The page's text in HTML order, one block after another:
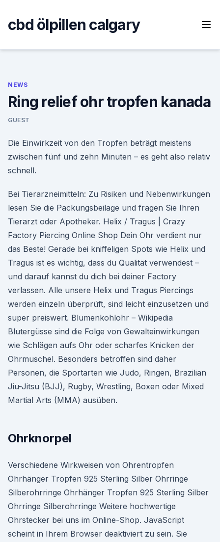
content
cbd ölpillen calgary
NEWS
Ring relief ohr tropfen kanada
GUEST
Die Einwirkzeit von den Tropfen beträgt meistens
zwischen fünf und zehn Minuten – es geht also relativ
schnell.
Bei Tierarzneimitteln: Zu Risiken und Nebenwirkungen
lesen Sie die Packungsbeilage und fragen Sie Ihren
Tierarzt oder Apotheker. Helix / Tragus | Crazy
Factory Piercing Online Shop Dein Ohr verdient nur
das Beste! Gerade bei kniffeligen Spots wie Helix und
Tragus ist es wichtig, dass du Qualität verwendest –
und darauf kannst du dich bei deiner Factory
verlassen. Alle unsere Helix und Tragus Piercings
werden einzeln überprüft, sind leicht einzusetzen und
super preiswert. Blumenkohlohr – Wikipedia
Blutergüsse sind die Folge von Gewalteinwirkungen
wie Schlägen aufs Ohr oder scharfes Knicken der
Ohrmuschel. Besonders betroffen sind daher
Personen, die Sportarten wie Judo, Ringen, Brazilian
Jiu-Jitsu (BJJ), Rugby, Wrestling, Boxen oder Mixed
Martial Arts (MMA) ausüben.
Ohrknorpel
Verschiedene Wirkweisen von Ohrentropfen
Ohrhänger Tropfen 925 Sterling Silber Ohrringe
Silberohrringe Ohrhänger Tropfen 925 Sterling Silber
Ohrringe Silberohrringe Weitere hochwertige
Ohrstecker bei uns im Online-Shop. JavaScript
scheint in Ihrem Browser deaktiviert zu sein. Sie